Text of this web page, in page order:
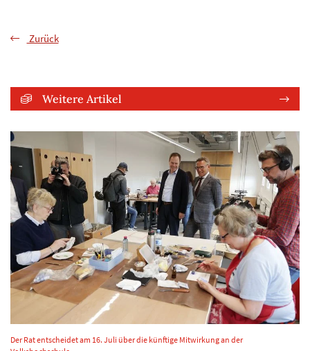
Zurück
Weitere Artikel
Der Rat entscheidet am 16. Juli über die künftige Mitwirkung an der